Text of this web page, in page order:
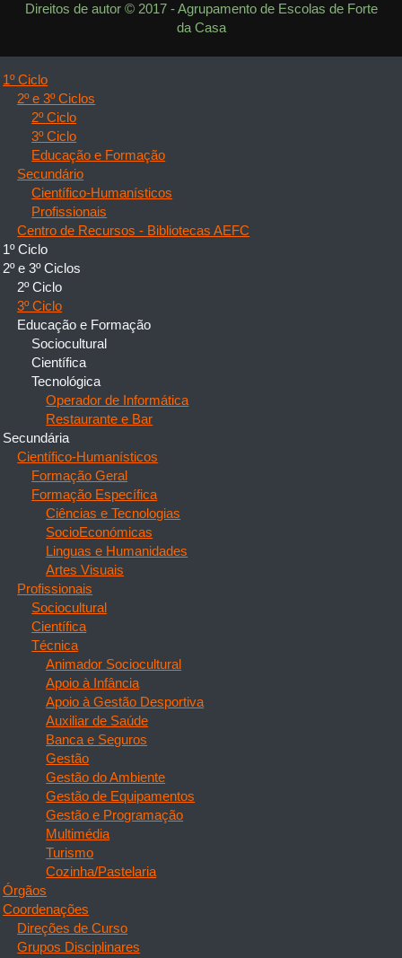
Direitos de autor © 2017 - Agrupamento de Escolas de Forte
da Casa
1º Ciclo
2º e 3º Ciclos
2º Ciclo
3º Ciclo
Educação e Formação
Secundário
Científico-Humanísticos
Profissionais
Centro de Recursos - Bibliotecas AEFC
1º Ciclo
2º e 3º Ciclos
2º Ciclo
3º Ciclo
Educação e Formação
Sociocultural
Científica
Tecnológica
Operador de Informática
Restaurante e Bar
Secundária
Científico-Humanísticos
Formação Geral
Formação Específica
Ciências e Tecnologias
SocioEconómicas
Linguas e Humanidades
Artes Visuais
Profissionais
Sociocultural
Científica
Técnica
Animador Sociocultural
Apoio à Infância
Apoio à Gestão Desportiva
Auxiliar de Saúde
Banca e Seguros
Gestão
Gestão do Ambiente
Gestão de Equipamentos
Gestão e Programação
Multimédia
Turismo
Cozinha/Pastelaria
Órgãos
Coordenações
Direções de Curso
Grupos Disciplinares